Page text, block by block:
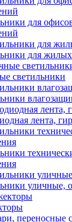
для
для
светильники
лента,
уличные,